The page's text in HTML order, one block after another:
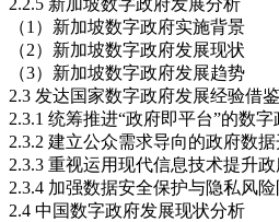
2.2.5 新加坡数字政府发展分析
（1）新加坡数字政府实施背景
（2）新加坡数字政府发展现状
（3）新加坡数字政府发展趋势
2.3 发达国家数字政府发展经验借鉴
2.3.1 统筹推进“政府即平台”的数
2.3.2 建立公众需求导向的政府数
2.3.3 重视运用现代信息技术提升
2.3.4 加强数据安全保护与隐私风
2.4 中国数字政府发展现状分析